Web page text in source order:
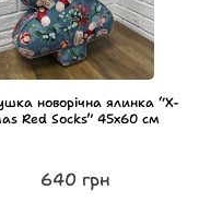
новорічна ялинка “X-
Red Socks” 45х60 см
640 грн